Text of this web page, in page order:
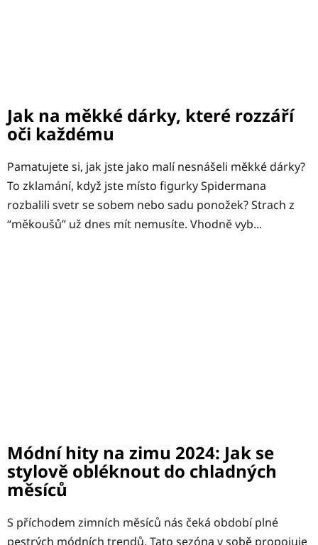
Jak na měkké dárky, které rozzáří
oči každému
Pamatujete si, jak jste jako malí nesnášeli měkké dárky?
To zklamání, když jste místo figurky Spidermana
rozbalili svetr se sobem nebo sadu ponožek? Strach z
“měkoušů” už dnes mít nemusíte. Vhodně vyb...
Módní hity na zimu 2024: Jak se
stylově obléknout do chladných
měsíců
S příchodem zimních měsíců nás čeká období plné
pestrých módních trendů. Tato sezóna v sobě propojuje